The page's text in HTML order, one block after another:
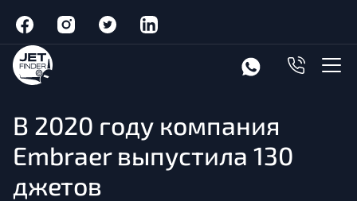
В 2020 году компания
Embraer выпустила 130
джетов